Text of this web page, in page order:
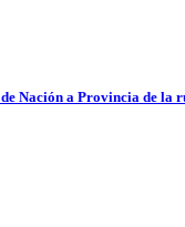
Nación a Provincia de la